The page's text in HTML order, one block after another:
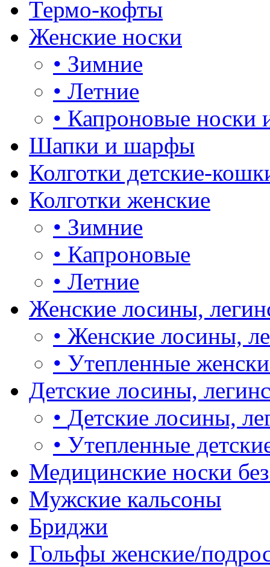
Термо-кофты
Женские носки
• Зимние
• Летние
• Капроновые носки
Шапки и шарфы
Колготки детские-
Колготки женские
• Зимние
• Капроновые
• Летние
Женские лосины,
• Женские лосины,
• Утепленные
Детские лосины,
• Детские лосины,
• Утепленные
Медицинские носки
Мужские кальсоны
Бриджи
Гольфы женские/